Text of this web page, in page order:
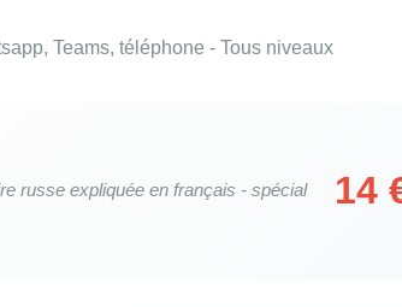
Teams, téléphone - Tous niveaux
russe expliquée en français - spécial
14